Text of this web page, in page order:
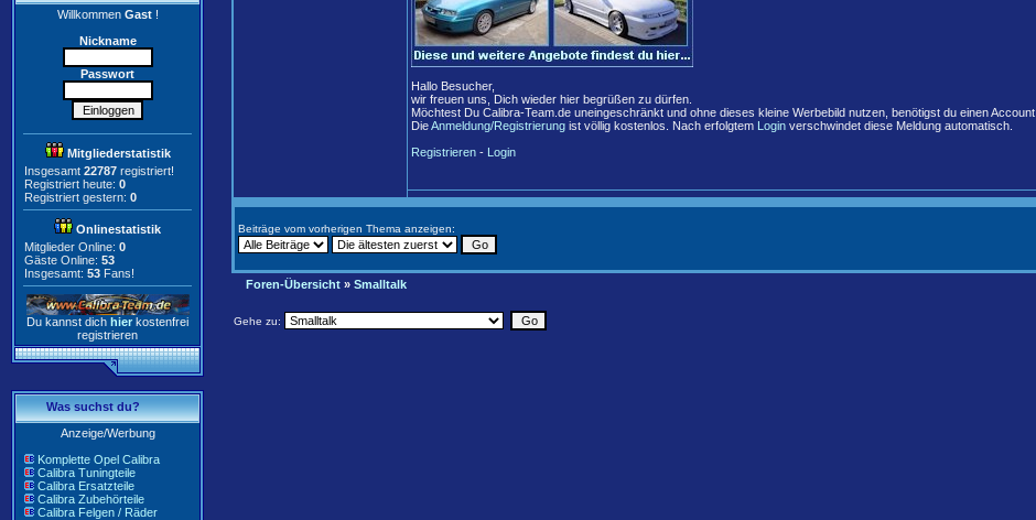
WillkommenGast!
Nickname
Passwort
Mitgliederstatistik
Insgesamt 22787 registriert!
Registriert heute: 0
Registriert gestern: 0
Onlinestatistik
Mitglieder Online: 0
Gäste Online: 53
Insgesamt: 53 Fans!
Du kannst dich hier kostenfrei
registrieren
Was suchst du?
Anzeige/Werbung
Komplette Opel Calibra
Calibra Tuningteile
Calibra Ersatzteile
Calibra Zubehörteile
Calibra Felgen / Räder
Hallo Besucher,
wir freuen uns, Dich wieder hier begrüßen zu dürfen.
Möchtest Du Calibra-Team.de uneingeschränkt und ohne dieses kleine Werbebild nutzen, benötigst du einen Account.
DieAnmeldung/Registrierung ist völlig kostenlos. Nach erfolgtem Login verschwindet diese Meldung automatisch.
Registrieren - Login
Beiträge vom vorherigen Thema anzeigen:
Foren-Übersicht » Smalltalk
Gehe zu: